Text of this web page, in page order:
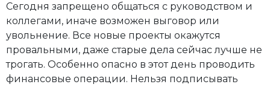
Сегодня запрещено общаться с руководством и
коллегами, иначе возможен выговор или
увольнение. Все новые проекты окажутся
провальными, даже старые дела сейчас лучше не
трогать. Особенно опасно в этот день проводить
финансовые операции. Нельзя подписывать